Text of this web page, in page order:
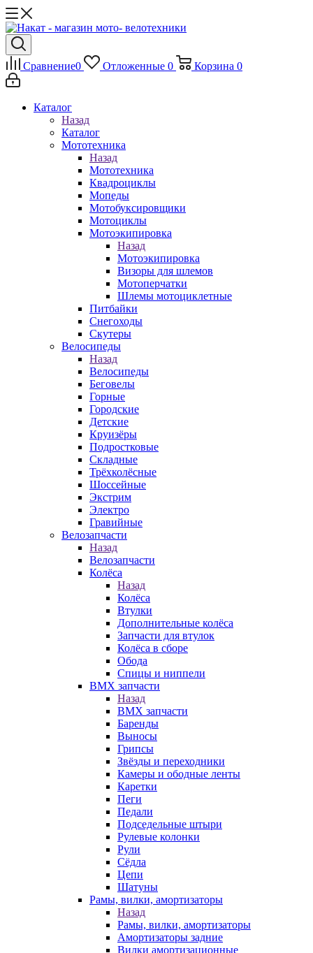
Сравнение0 Отложенные 0 Корзина 0
Каталог
Назад
Каталог
Мототехника
Назад
Мототехника
Квадроциклы
Мопеды
Мотобуксировщики
Мотоциклы
Мотоэкипировка
Назад
Мотоэкипировка
Визоры для шлемов
Мотоперчатки
Шлемы мотоциклетные
Питбайки
Снегоходы
Скутеры
Велосипеды
Назад
Велосипеды
Беговелы
Горные
Городские
Детские
Круизёры
Подростковые
Складные
Трёхколёсные
Шоссейные
Экстрим
Электро
Гравийные
Велозапчасти
Назад
Велозапчасти
Колёса
Назад
Колёса
Втулки
Дополнительные колёса
Запчасти для втулок
Колёса в сборе
Обода
Спицы и ниппели
BMX запчасти
Назад
BMX запчасти
Баренды
Выносы
Грипсы
Звёзды и переходники
Камеры и ободные ленты
Каретки
Пеги
Педали
Подседельные штыри
Рулевые колонки
Рули
Сёдла
Цепи
Шатуны
Рамы, вилки, амортизаторы
Назад
Рамы, вилки, амортизаторы
Амортизаторы задние
Вилки амортизационные